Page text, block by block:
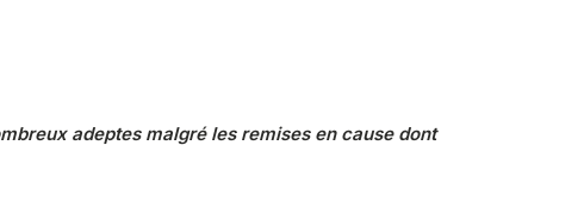
adeptes malgré les remises en cause dont